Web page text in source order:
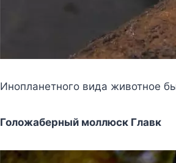
Инопланетного вида животное
Голожаберный моллюск Главк